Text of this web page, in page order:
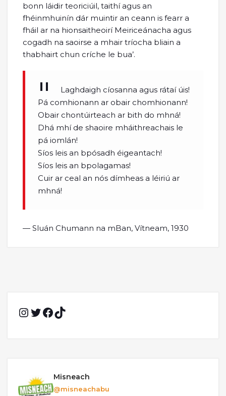
bonn láidir teoriciúil, taithí agus an
fhéinmhuinín dár muintir an ceann is fearr a
fháil ar na hionsaitheoirí Meiriceánacha agus
cogadh na saoirse a mhair tríocha bliain a
thabhairt chun críche le bua’.
Laghdaigh cíosanna agus rátaí úis!
Pá comhionann ar obair chomhionann!
Obair chontúirteach ar bith do mhná!
Dhá mhí de shaoire mháithreachais le
pá iomlán!
Síos leis an bpósadh éigeantach!
Síos leis an bpolagamas!
Cuir ar ceal an nós dímheas a léiriú ar
mhná!
— Sluán Chumann na mBan, Vítneam, 1930
Instagram
TwitterFacebook
Misneach
@misneachabu